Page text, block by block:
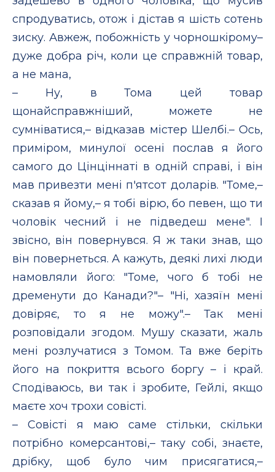
спродуватись, отож і дістав я шість сотень
зиску. Авжеж, побожність у чорношкірому–
дуже добра річ, коли це справжній товар,
а не мана,
– Ну, в Тома цей товар
щонайсправжніший, можете не
сумніватися,– відказав містер Шелбі.– Ось,
приміром, минулої осені послав я його
самого до Цінціннаті в одній справі, і він
мав привезти мені п'ятсот доларів. "Томе,–
сказав я йому,– я тобі вірю, бо певен, що ти
чоловік чесний і не підведеш мене". І
звісно, він повернувся. Я ж таки знав, що
він повернеться. А кажуть, деякі лихі люди
намовляли його: "Томе, чого б тобі не
дременути до Канади?"– "Ні, хазяїн мені
довіряє, то я не можу".– Так мені
розповідали згодом. Мушу сказати, жаль
мені розлучатися з Томом. Та вже беріть
його на покриття всього боргу – і край.
Сподіваюсь, ви так і зробите, Гейлі, якщо
маєте хоч трохи совісті.
– Совісті я маю саме стільки, скільки
потрібно комерсантові,– таку собі, знаєте,
дрібку, щоб було чим присягатися,–